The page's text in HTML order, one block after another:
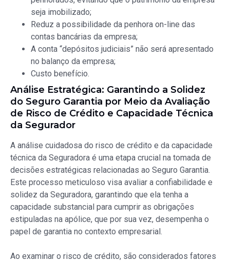
seja imobilizado;
Reduz a possibilidade da penhora on-line das
contas bancárias da empresa;
A conta “depósitos judiciais” não será apresentado
no balanço da empresa;
Custo benefício.
Análise Estratégica: Garantindo a Solidez
do Seguro Garantia por Meio da Avaliação
de Risco de Crédito e Capacidade Técnica
da Segurador
A análise cuidadosa do risco de crédito e da capacidade
técnica da Seguradora é uma etapa crucial na tomada de
decisões estratégicas relacionadas ao Seguro Garantia.
Este processo meticuloso visa avaliar a confiabilidade e
solidez da Seguradora, garantindo que ela tenha a
capacidade substancial para cumprir as obrigações
estipuladas na apólice, que por sua vez, desempenha o
papel de garantia no contexto empresarial.
Ao examinar o risco de crédito, são considerados fatores